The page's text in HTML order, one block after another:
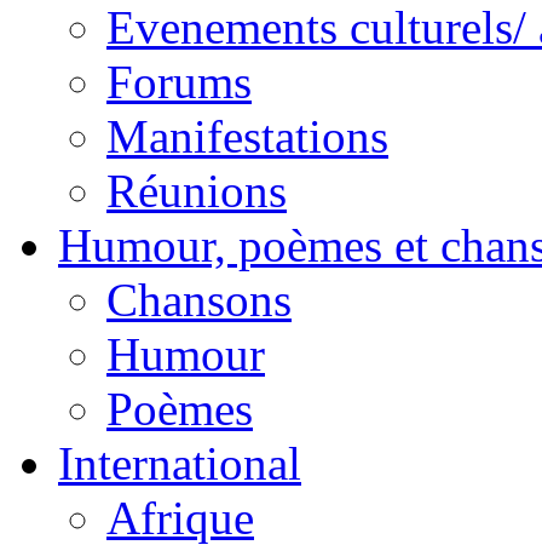
Evenements culturels/
Forums
Manifestations
Réunions
Humour, poèmes et
Chansons
Humour
Poèmes
International
Afrique